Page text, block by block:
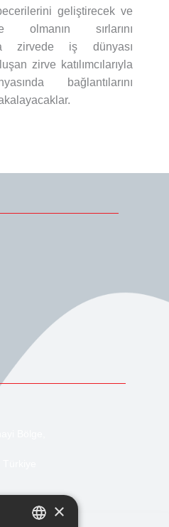
geliştirecek ve
olmanın sırlarını
zirvede iş dünyası
zirve katılımcılarıyla
bağlantılarını
Bölge,
×